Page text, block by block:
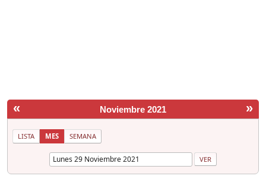
« »
Noviembre 2021
LISTA MES SEMANA